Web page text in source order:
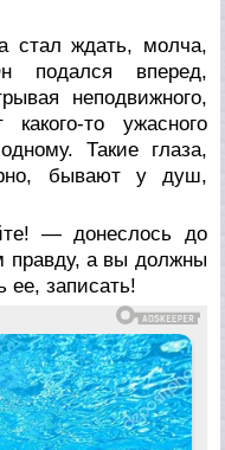
стал ждать, молча,
подался вперед,
неподвижного,
какого-то ужасного
Такие глаза,
бывают у душ,
— донеслось до
правду, а вы должны
ее, записать!